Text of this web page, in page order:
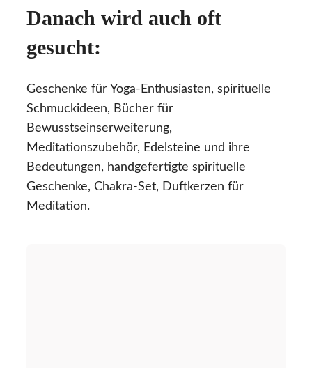
Danach wird auch oft
gesucht:
Geschenke für Yoga-Enthusiasten, spirituelle
Schmuckideen, Bücher für
Bewusstseinserweiterung,
Meditationszubehör, Edelsteine und ihre
Bedeutungen, handgefertigte spirituelle
Geschenke, Chakra-Set, Duftkerzen für
Meditation.